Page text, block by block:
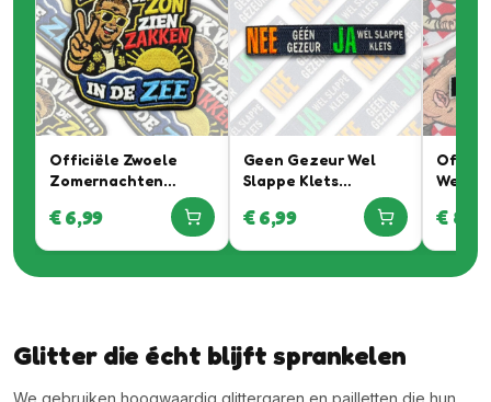
Officiële Zwoele
Zomernachten
Samenwerking Met
€6,99
Geen Gezeur Wel
Slappe Klets
€6,99 € 8,99
Glitter die écht blijft sprankelen
We gebruiken hoogwaardig glittergaren en pailletten die hun